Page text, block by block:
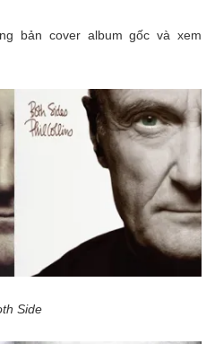
bản cover album gốc và xem
Side